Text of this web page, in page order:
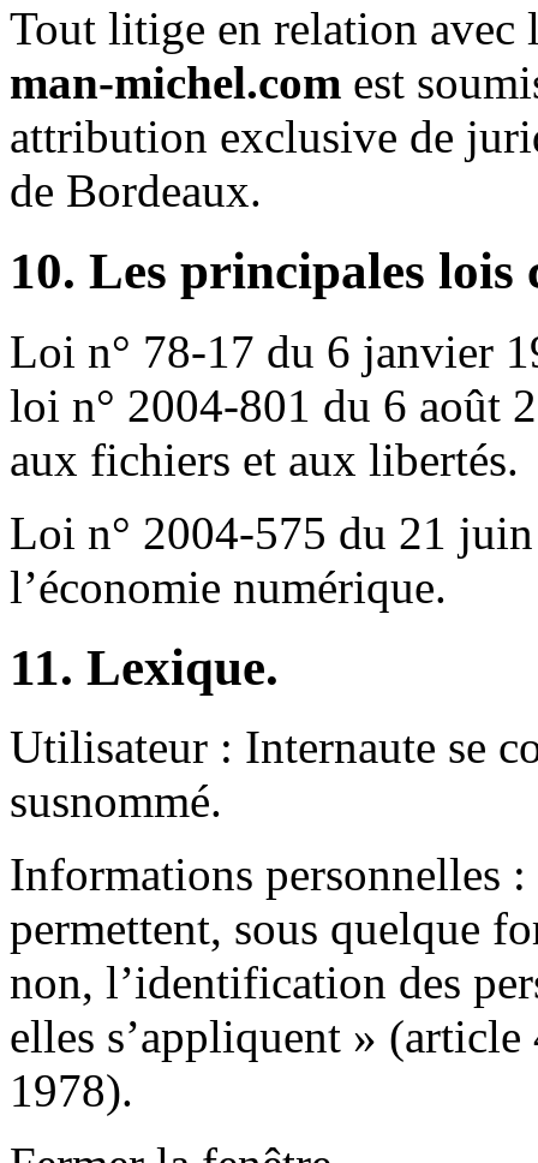
Tout litige en relation
man-michel.com est
attribution exclusive de
de Bordeaux.
10. Les principales lois
Loi n° 78-17 du 6 janvier
loi n° 2004-801 du 6 août
aux fichiers et aux libertés.
Loi n° 2004-575 du 21
l’économie numérique.
11. Lexique.
Utilisateur : Internaute se
susnommé.
Informations personnelles
permettent, sous quelque
non, l’identification des
elles s’appliquent »
1978).